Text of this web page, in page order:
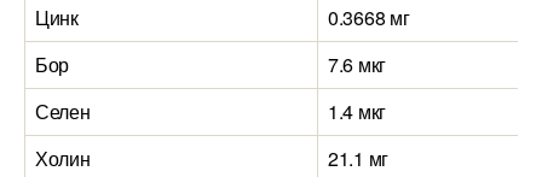
Цинк
0.3668 мг
Бор
7.6 мкг
Селен
1.4 мкг
Холин
21.1 мг